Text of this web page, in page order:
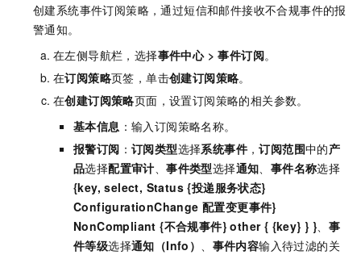
创建系统事件订阅策略，通过短信和邮件接收不合规事件的报
警通知。
在左侧导航栏，选择事件中心>事件订阅。
在订阅策略页签，单击创建订阅策略。
在创建订阅策略页面，设置订阅策略的相关参数。
基本信息 ：输入订阅策略名称。
报警订阅 ：订阅类型选择系统事件 ，订阅范围中的产
品选择配置审计、事件类型选择通知、 事件名称选择
{key, select, Status {投递服务状态}
ConfigurationChange 配置变更事件}
NonCompliant {不合规事件} other { {key} } }、 事
件等级选择通知（Info） 、 事件内容输入待过滤的关